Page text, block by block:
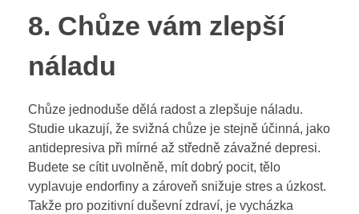
8. Chůze vám zlepší
náladu
Chůze jednoduše dělá radost a zlepšuje náladu.
Studie ukazují, že svižná chůze je stejně účinná, jako
antidepresiva při mírné až středně závažné depresi.
Budete se cítit uvolněně, mít dobrý pocit, tělo
vyplavuje endorfiny a zároveň snižuje stres a úzkost.
Takže pro pozitivní duševní zdraví, je vycházka